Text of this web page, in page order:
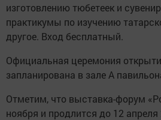
изготовлению тюбетеек и
практикумы по изучению
другое. Вход бесплатный.
Официальная церемония
запланирована в зале А
Отметим, что выставка-форум
ноября и продлится до 12 апреля